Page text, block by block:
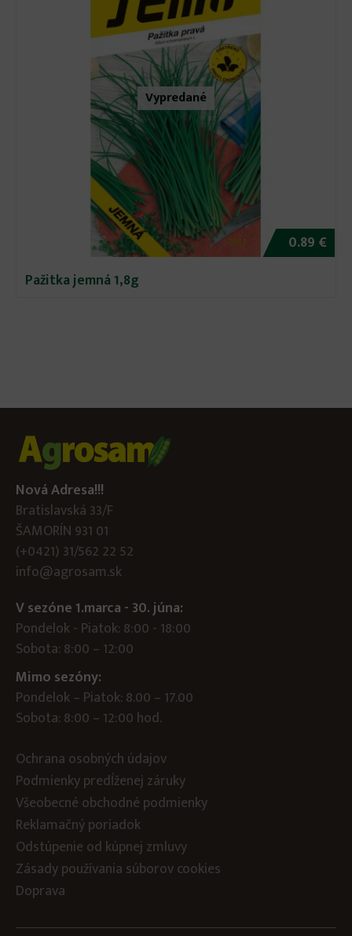
0.89 €
Vypredané
Pažitka jemná 1,8g
Nová Adresa!!!
Bratislavská 33/F
ŠAMORÍN 931 01
(+0421) 31/562 22 52
info@agrosam.sk
V sezóne 1.marca - 30. júna:
Pondelok - Piatok: 8:00 - 18:00
Sobota: 8:00 – 12:00
Mimo sezóny:
Pondelok – Piatok: 8.00 – 17.00
Sobota: 8:00 – 12:00 hod.
Ochrana osobných údajov
Podmienky predĺženej záruky
Všeobecné obchodné podmienky
Reklamačný poriadok
Odstúpenie od kúpnej zmluvy
Zásady používania súborov cookies
Doprava